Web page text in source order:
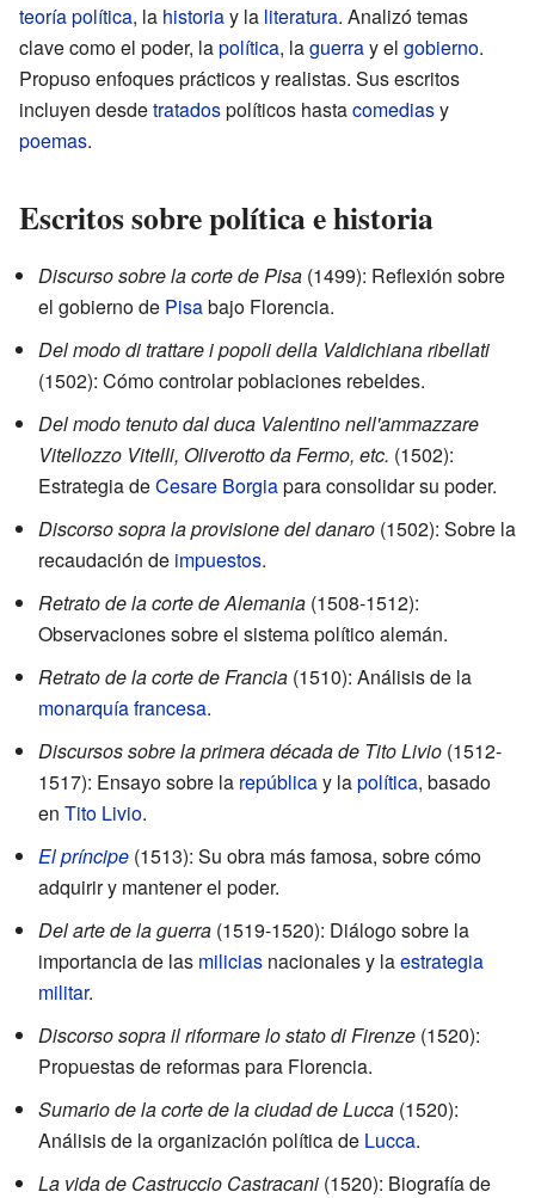
teoría política, la historiay la literatura. Analizó temas
clave como el poder, lapolítica, laguerray el gobierno.
Propuso enfoques prácticos y realistas. Sus escritos
incluyen desdetratadospolíticos hastacomediasy
poemas.
Escritos sobre política e historia
Discurso sobre la corte de Pisa (1499): Reflexión sobre
el gobierno de Pisabajo Florencia.
Del modo di trattare i popoli della Valdichiana ribellati
(1502): Cómo controlar poblaciones rebeldes.
Del modo tenuto dal duca Valentino nell'ammazzare
Vitellozzo Vitelli, Oliverotto da Fermo, etc. (1502):
Estrategia deCesare Borgiapara consolidar su poder.
Discorso sopra la provisione del danaro (1502): Sobre la
recaudación de impuestos.
Retrato de la corte de Alemania (1508-1512):
Observaciones sobre el sistema político alemán.
Retrato de la corte de Francia (1510): Análisis de la
monarquía francesa.
Discursos sobre la primera década de Tito Livio (1512-
1517): Ensayo sobre la repúblicay lapolítica, basado
en Tito Livio.
El príncipe (1513): Su obra más famosa, sobre cómo
adquirir y mantener el poder.
Del arte de la guerra (1519-1520): Diálogo sobre la
importancia de las milicias nacionales y laestrategia
militar.
Discorso sopra il riformare lo stato di Firenze (1520):
Propuestas de reformas para Florencia.
Sumario de la corte de la ciudad de Lucca (1520):
Análisis de la organización política de Lucca.
La vida de Castruccio Castracani (1520): Biografía de